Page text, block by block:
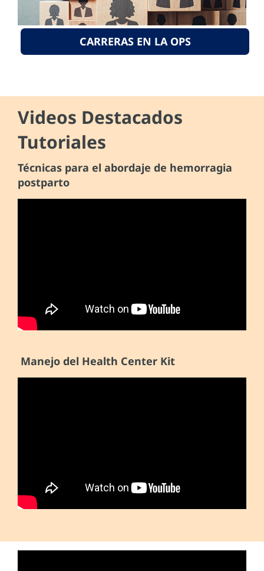
CARRERAS EN LA OPS
Videos Destacados
Tutoriales
Técnicas para el abordaje de hemorragia
postparto
Manejo del Health Center Kit